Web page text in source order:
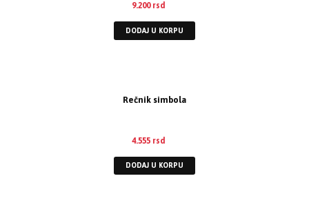
9.200 rsd
DODAJ U KORPU
Rečnik simbola
4.555 rsd
DODAJ U KORPU